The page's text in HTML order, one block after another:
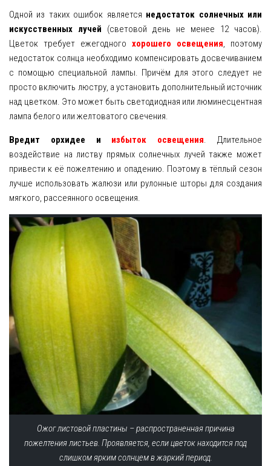
Одной из таких ошибок является недостаток солнечных или
искусственных лучей (световой день не менее 12 часов).
Цветок требует ежегодного хорошего освещения, поэтому
недостаток солнца необходимо компенсировать досвечиванием
с помощью специальной лампы. Причём для этого следует не
просто включить люстру, а установить дополнительный источник
над цветком. Это может быть светодиодная или люминесцентная
лампа белого или желтоватого свечения.
Вредит орхидее и избыток освещения. Длительное
воздействие на листву прямых солнечных лучей также может
привести к её пожелтению и опадению. Поэтому в тёплый сезон
лучше использовать жалюзи или рулонные шторы для создания
мягкого, рассеянного освещения.
Ожог листовой пластины – распространенная причина
пожелтения листьев. Проявляется, если цветок находится под
слишком ярким солнцем в жаркий период.